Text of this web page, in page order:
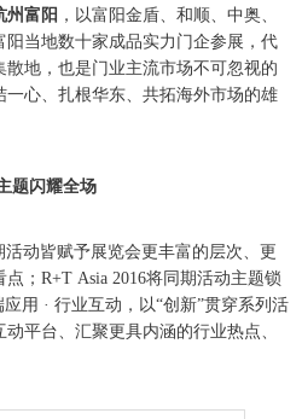
富阳 ，以富阳金盾、和顺、中奥、
当地数十家成品实力门企参展，代
地，也是门业主流市场不可忽视的
心、扎根华东、共拓海外市场的雄
题闪耀全场
动皆赋予展览会更丰富的层次、更
；R+T Asia 2016将同期活动主题锁
用 · 行业互动，以“创新”贯穿系列活
平台、汇聚更具内涵的行业热点、